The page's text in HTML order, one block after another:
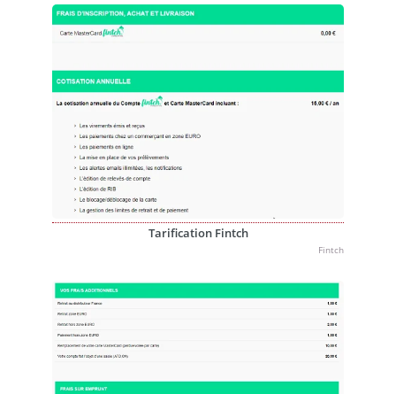
Tarification Fintch
Fintch